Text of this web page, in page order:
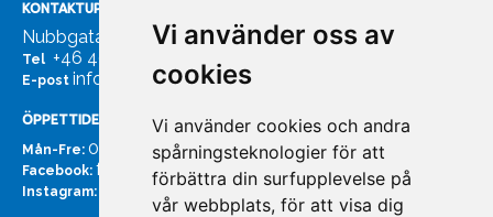
Vi använder oss av
cookies
Vi använder cookies och andra
spårningsteknologier för att
förbättra din surfupplevelse på
vår webbplats, för att visa dig
KONTAKTUPPGIFTER
Nubbgatan 7, 211 24 Malmö
Tel +46 40185561
E-post info@bachmans.se
ÖPPETTIDER
Mån-Fre: 07:00 - 16:00
Facebook: facebook.com/bachmans.se
Instagram: instagram.com/bachmans.se